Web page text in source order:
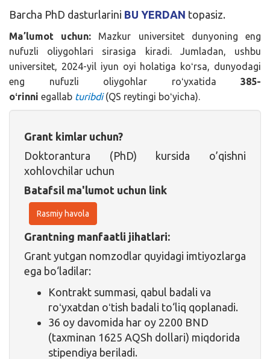
Barcha PhD dasturlarini BU YERDAN topasiz.
Maʼlumot uchun: Mazkur universitet dunyoning eng
nufuzli oliygohlari sirasiga kiradi. Jumladan, ushbu
universitet, 2024-yil iyun oyi holatiga koʻrsa, dunyodagi
eng nufuzli oliygohlar roʻyxatida 385-
oʻrinni egallab turibdi(QS reytingi boʻyicha).
Grant kimlar uchun?
Doktorantura (PhD) kursida o’qishni
xohlovchilar uchun
Batafsil ma'lumot uchun link
Rasmiy havola
Grantning manfaatli jihatlari:
Grant yutgan nomzodlar quyidagi imtiyozlarga
ega bo‘ladilar:
Kontrakt summasi, qabul badali va
roʻyxatdan oʻtish badali to‘liq qoplanadi.
36 oy davomida har oy 2200 BND
(taxminan 1625 AQSh dollari) miqdorida
stipendiya beriladi.